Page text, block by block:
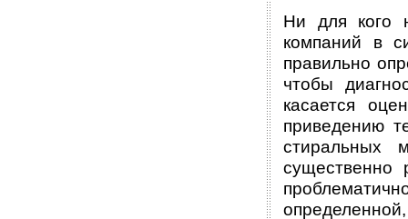
Ни для кого
компаний в
правильно
чтобы
касается
приведению
стиральных
существенно